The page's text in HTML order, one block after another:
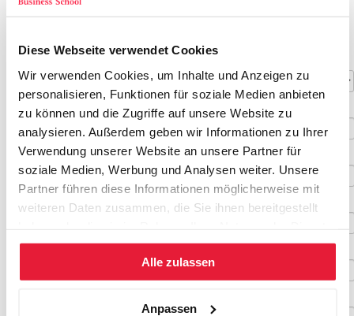
Diese Webseite verwendet Cookies
Wir verwenden Cookies, um Inhalte und Anzeigen zu
personalisieren, Funktionen für soziale Medien anbieten
zu können und die Zugriffe auf unsere Website zu
analysieren. Außerdem geben wir Informationen zu Ihrer
Verwendung unserer Website an unsere Partner für
soziale Medien, Werbung und Analysen weiter. Unsere
Partner führen diese Informationen möglicherweise mit
weiteren Daten zusammen, die Sie ihnen bereitgestellt
gesammelt haben.
Alle zulassen
Anpassen
Anrede*
Vorname*
Nachname
Geburtsdatum